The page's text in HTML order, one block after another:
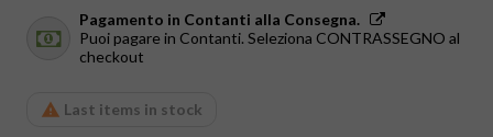
Pagamento in Contanti alla Consegna.
Puoi pagare in Contanti. Seleziona CONTRASSEGNO al
checkout
Last items in stock